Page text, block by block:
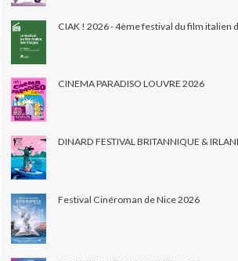
CIAK ! 2026 - 4ème festival du film italien
CINEMA PARADISO LOUVRE 2026
DINARD FESTIVAL BRITANNIQUE &
Festival Cinéroman de Nice 2026